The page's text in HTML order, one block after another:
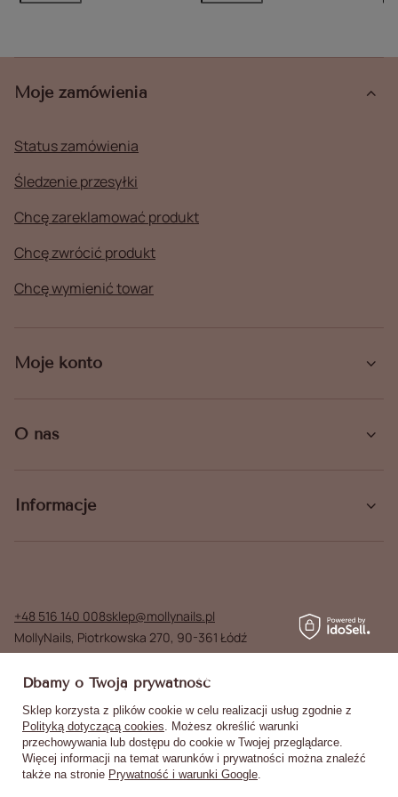
Moje zamówienia
Status zamówienia
Śledzenie przesyłki
Chcę zareklamować produkt
Chcę zwrócić produkt
Chcę wymienić towar
Moje konto
O nas
Informacje
+48 516 140 008sklep@mollynails.pl
MollyNails, Piotrkowska 270, 90-361 Łódź
W sklepie prezentujemy ceny brutto (z VAT).
Dbamy o Twoją prywatność
Sklep korzysta z plików cookie w celu realizacji usług zgodnie z
Polityką dotyczącą cookies. Możesz określić warunki
przechowywania lub dostępu do cookie w Twojej przeglądarce.
Więcej informacji na temat warunków i prywatności można znaleźć
także na stronie Prywatność i warunki Google.